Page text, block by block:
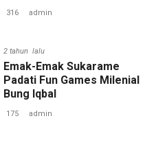
316 admin
2 tahun lalu
Emak-Emak Sukarame
Padati Fun Games Milenial
Bung Iqbal
175 admin